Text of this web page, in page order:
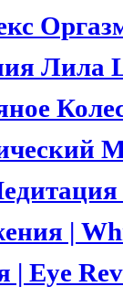
Лила
|
| Eye